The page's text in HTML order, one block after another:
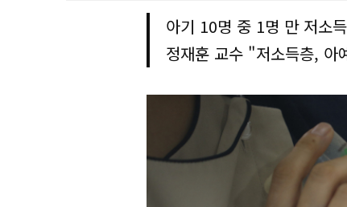
아기 10명 중 1명 만 저소
정재훈 교수 "저소득층, 아